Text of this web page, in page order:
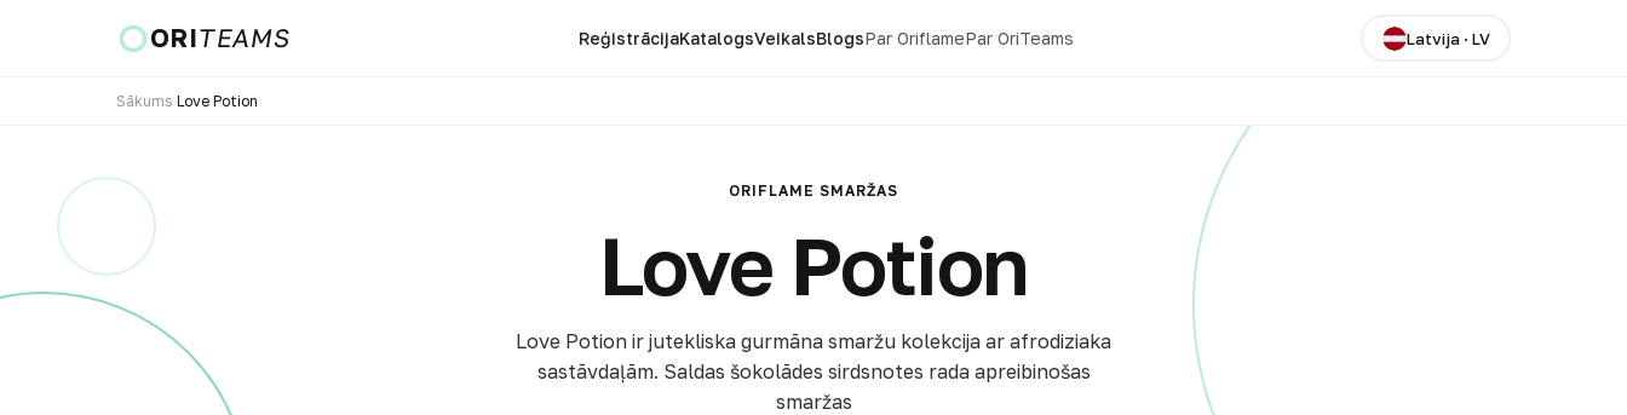
ORITEAMS ReģistrācijaKatalogsVeikalsBlogsPar OriflamePar OriTeams Latvija· LV
Sākums Love Potion
ORIFLAME SMARŽAS
Love Potion
Love Potion ir jutekliska gurmāna smaržu kolekcija ar afrodiziaka
sastāvdaļām. Saldas šokolādes sirdsnotes rada apreibinošas
smaržas